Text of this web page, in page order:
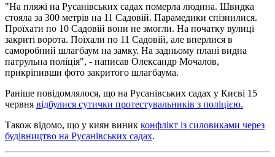
"На пляжі на Русанівських садах померла людина. Швидка
стояла за 300 метрів на 11 Садовій. Парамедики спізнилися.
Проїхати по 10 Садовій вони не змогли. На початку вулиці
закриті ворота. Поїхали по 11 Садовій, але вперлися в
саморобний шлагбаум на замку. На задньому плані видна
патрульна поліція", - написав Олександр Мочалов,
прикріпивши фото закритого шлагбаума.
Раніше повідомлялося, що на Русанівських садах у Києві 15
червня відбулися сутички протестувальників з поліцією.
Також відомо, що у киян виник конфлікт із силовиками через
будівництво на Русанівських садах.